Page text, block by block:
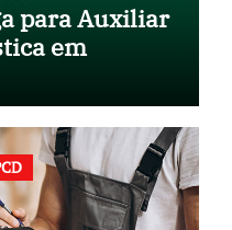
para Auxiliar
em